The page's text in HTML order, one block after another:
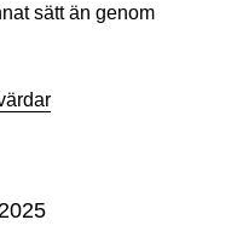
sätt än genom